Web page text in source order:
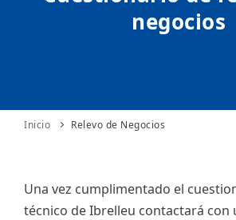
STARTUPS AVANZADAS
ES
negocios
Inicio Relevo de Negocios
Una vez cumplimentado el
técnico de Ibrelleu contactará con